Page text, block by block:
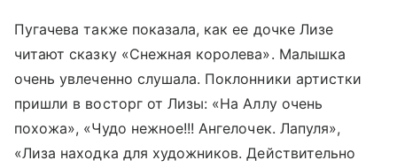
Пугачева также показала, как ее дочке Лизе
читают сказку «Снежная королева». Малышка
очень увлеченно слушала. Поклонники артистки
пришли в восторг от Лизы: «На Аллу очень
похожа», «Чудо нежное!!! Ангелочек. Лапуля»,
«Лиза находка для художников. Действительно